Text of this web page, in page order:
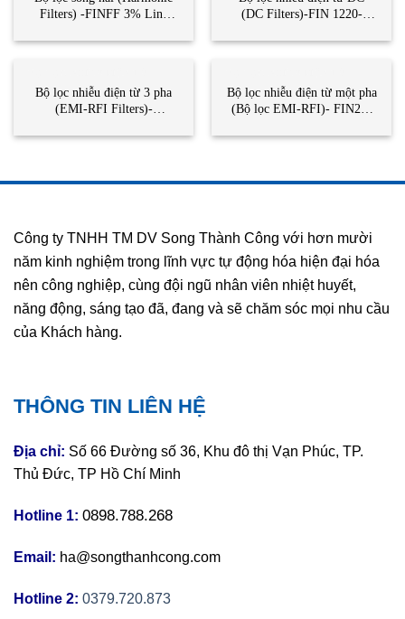
Filters) -FINFF 3% Line
Việt Nam
(DC Filters)-FIN 1220-
Thành Công Việt Nam
Bộ lọc nhiễu điện từ 3 pha
(EMI-RFI Filters)-
Việt Nam-STC Việt Nam
Bộ lọc nhiễu điện từ một pha
(Bộ lọc EMI-RFI)- FIN21-
Thành Công Việt Nam
Công ty TNHH TM DV Song Thành Công với hơn mười
năm kinh nghiệm trong lĩnh vực tự động hóa hiện đại hóa
nên công nghiệp, cùng đội ngũ nhân viên nhiệt huyết,
năng động, sáng tạo đã, đang và sẽ chăm sóc mọi nhu cầu
của Khách hàng.
THÔNG TIN LIÊN HỆ
Địa chỉ: Số 66 Đường số 36, Khu đô thị Vạn Phúc, TP.
Thủ Đức, TP Hồ Chí Minh
Hotline 1: 0898.788.268
Email: ha@songthanhcong.com
Hotline 2: 0379.720.873